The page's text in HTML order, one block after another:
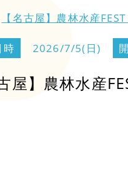
【名古屋】農林水産
時 2026/7/5(日)
古屋】農林水産